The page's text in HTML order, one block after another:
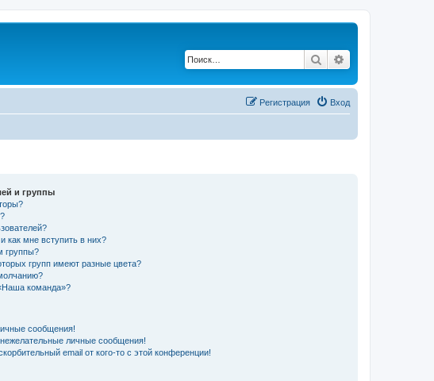
Поиск
Вход
Регистрация
и группы
как мне вступить в них?
группы?
групп имеют разные цвета?
команда»?
сообщения!
личные сообщения!
email от кого-то с этой конференции!